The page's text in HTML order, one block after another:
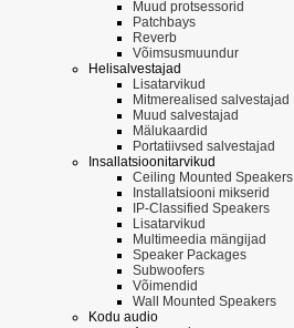
Muud protsessorid
Patchbays
Reverb
Võimsusmuundur
Helisalvestajad
Lisatarvikud
Mitmerealised salvestajad
Muud salvestajad
Mälukaardid
Portatiivsed salvestajad
Insallatsioonitarvikud
Ceiling Mounted Speakers
Installatsiooni mikserid
IP-Classified Speakers
Lisatarvikud
Multimeedia mängijad
Speaker Packages
Subwoofers
Võimendid
Wall Mounted Speakers
Kodu audio